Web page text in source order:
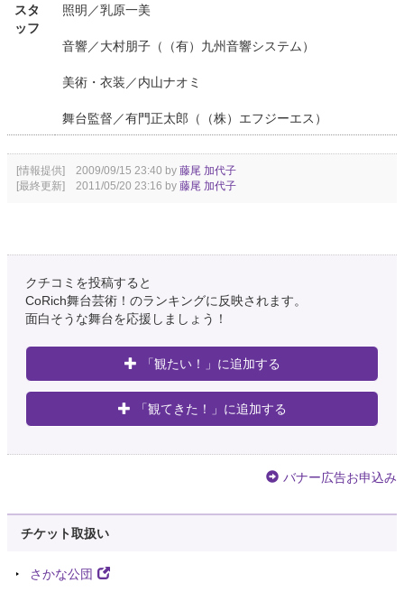
スタ
ッフ
照明／乳原一美
音響／大村朋子（（有）九州音響システム）
美術・衣装／内山ナオミ
舞台監督／有門正太郎（（株）エフジーエス）
[情報提供] 2009/09/15 23:40 by 藤尾 加代子
[最終更新] 2011/05/20 23:16 by 藤尾 加代子
クチコミを投稿すると
CoRich舞台芸術！のランキングに反映されます。
面白そうな舞台を応援しましょう！
「観たい！」に追加する
「観てきた！」に追加する
バナー広告お申込み
チケット取扱い
さかな公団